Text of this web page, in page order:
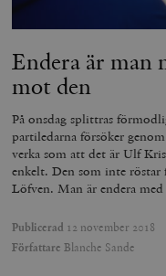
Endera är man
mot den
På onsdag splittras
partiledarna försöker
verka som att det är Ulf
enkelt. Den som inte
Löfven. Man är endera
Publicerad 12 november 2018
Författare Blanche Sande